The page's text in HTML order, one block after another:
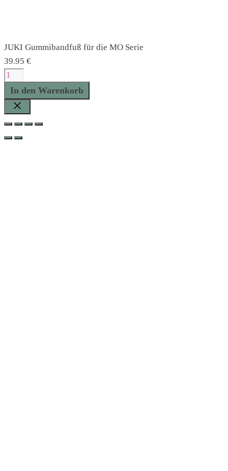
JUKI Gummibandfuß für die MO Serie
39.95 €
JUKI
Gummibandfuß
für
die
In den Warenkorb
Schließen